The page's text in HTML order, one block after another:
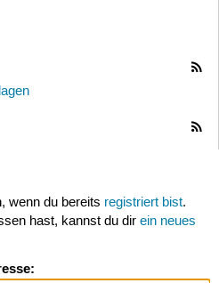
wenn du bereits registriert bist.
hast, kannst du dir ein neues